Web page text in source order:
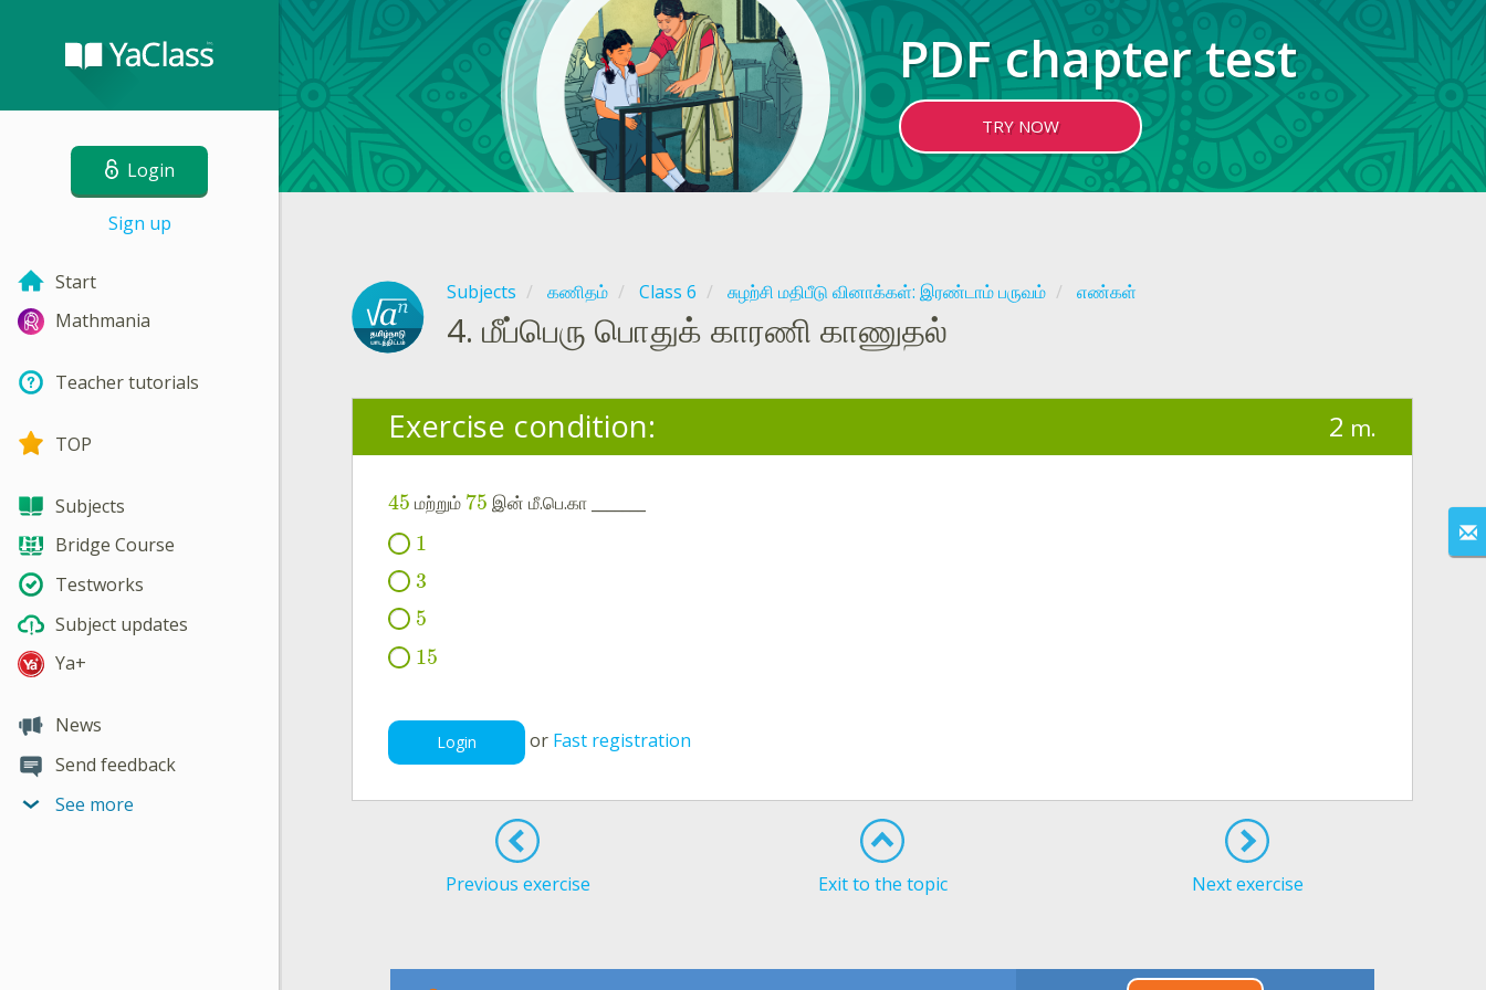
Login
Sign up
Start
Mathmania
Teacher tutorials
TOP
Subjects
Bridge Course
Testworks
Subject updates
Ya+
News
Send feedback
See more
PDF chapter test
TRY NOW
Subjects கணிதம் Class 6 சுழற்சி மதிபீடு வினாக்கள்: இரண்டாம் பருவம் எண்கள்
4. மீப்பெரு பொதுக் காரணி காணுதல்
Exercise condition: 2 m.
45 மற்றும் 75 இன் மீ.பெ.கா _______
1
3
5
15
Login or Fast registration
Previous exercise Exit to the topic Next exercise